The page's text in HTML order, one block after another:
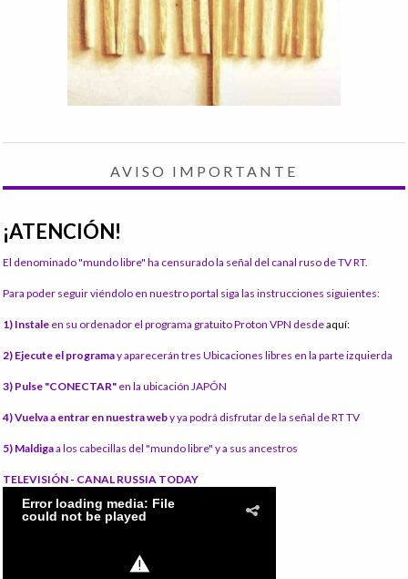
AVISO IMPORTANTE
¡ATENCIÓN!
El denominado "mundo libre" ha censurado la señal del canal ruso de TV RT.
Para poder seguir viéndolo en nuestro portal siga las instrucciones siguientes:
1) Instale en su ordenador el programa gratuito Proton VPN desdeaquí:
2) Ejecute el programay aparecerán tres Ubicaciones libres en la parte izquierda
3) Pulse "CONECTAR" en la ubicación JAPÓN
4) Vuelva a entrar en nuestra weby ya podrá disfrutar de la señal de RT TV
5) Maldigaa los cabecillas del "mundo libre" y a sus ancestros
TELEVISIÓN - CANAL RUSSIA TODAY